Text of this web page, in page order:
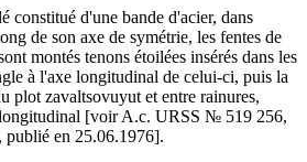
constitué d'une bande d'acier, dans
de son axe de symétrie, les fentes de
montés tenons étoilées insérés dans les
à l'axe longitudinal de celui-ci, puis la
plot zavaltsovuyut et entre rainures,
[voir A.c. URSS № 519 256,
publié en 25.06.1976].